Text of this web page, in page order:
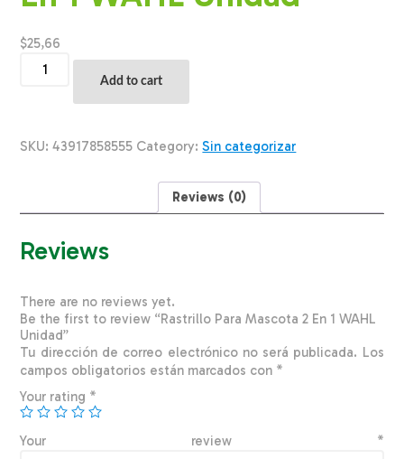
$25,66
Para
1
Add to cart
SKU:43917858555 Category:Sin categorizar
Reviews (0)
Reviews
There are no reviews yet.
Be the first to review “Rastrillo Para Mascota 2 En 1 WAHL
Unidad”
Tu dirección de correo electrónico no será publicada. Los
campos obligatorios están marcados con *
Your rating *
Your review *